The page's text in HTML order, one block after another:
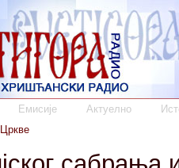
Емисије Актуелно